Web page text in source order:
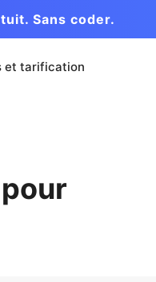
Sans coder.
et tarification